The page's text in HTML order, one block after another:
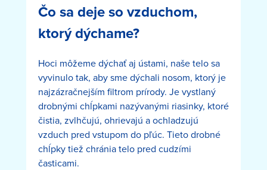
Čo sa deje so vzduchom,
ktorý dýchame?
Hoci môžeme dýchať aj ústami, naše telo sa
vyvinulo tak, aby sme dýchali nosom, ktorý je
najzázračnejším filtrom prírody. Je vystlaný
drobnými chĺpkami nazývanými riasinky, ktoré
čistia, zvlhčujú, ohrievajú a ochladzujú
vzduch pred vstupom do pľúc. Tieto drobné
chĺpky tiež chránia telo pred cudzími
časticami.